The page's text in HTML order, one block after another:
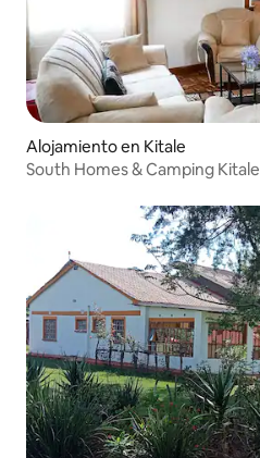
Alojamiento en Kitale
South Homes & Camping Kitale